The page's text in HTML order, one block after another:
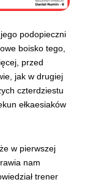
podopieczni
boisko tego,
przed
jak w drugiej
czterdziestu
ełkaesiaków
w pierwszej
nam
trener